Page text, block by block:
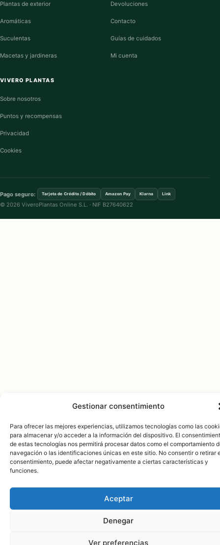
Gestionar consentimiento
Para ofrecer las mejores experiencias, utilizamos tecnologías como las
para almacenar y/o acceder a la información del dispositivo. El
de estas tecnologías nos permitirá procesar datos como el comportamiento
navegación o las identificaciones únicas en este sitio. No consentir o retirar
consentimiento, puede afectar negativamente a ciertas características y
funciones.
Aceptar
Denegar
Ver preferencias
Plantas de exterior
Aromáticas
Suculentas
Macetas y jardineras
Devoluciones
Contacto
Guías de cuidados
Mi cuenta
VIVERO PLANTAS
Sobre nosotros
Puntos y recompensas
Privacidad
Cookies
Pago seguro: Tarjeta de Crédito / Débito Amazon Pay Klarna Link
© 2026 ViveroPlantas Online S.L. · NIF B27640622